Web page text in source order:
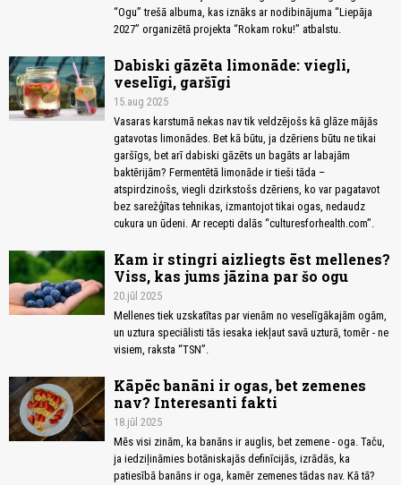
“Ogu” trešā albuma, kas iznāks ar nodibinājuma “Liepāja
2027” organizētā projekta “Rokam roku!” atbalstu.
Dabiski gāzēta limonāde: viegli,
veselīgi, garšīgi
15.aug 2025
Vasaras karstumā nekas nav tik veldzējošs kā glāze mājās
gatavotas limonādes. Bet kā būtu, ja dzēriens būtu ne tikai
garšīgs, bet arī dabiski gāzēts un bagāts ar labajām
baktērijām? Fermentētā limonāde ir tieši tāda –
atspirdzinošs, viegli dzirkstošs dzēriens, ko var pagatavot
bez sarežģītas tehnikas, izmantojot tikai ogas, nedaudz
cukura un ūdeni. Ar recepti dalās “culturesforhealth.com”.
Kam ir stingri aizliegts ēst mellenes?
Viss, kas jums jāzina par šo ogu
20.jūl 2025
Mellenes tiek uzskatītas par vienām no veselīgākajām ogām,
un uztura speciālisti tās iesaka iekļaut savā uzturā, tomēr - ne
visiem, raksta “TSN”.
Kāpēc banāni ir ogas, bet zemenes
nav? Interesanti fakti
18.jūl 2025
Mēs visi zinām, ka banāns ir auglis, bet zemene - oga. Taču,
ja iedziļināmies botāniskajās definīcijās, izrādās, ka
patiesībā banāns ir oga, kamēr zemenes tādas nav. Kā tā?